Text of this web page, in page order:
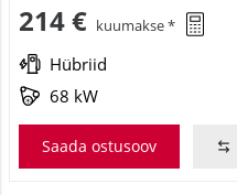
214 € kuumakse *
Hübriid
68 kW
Saada ostusoov